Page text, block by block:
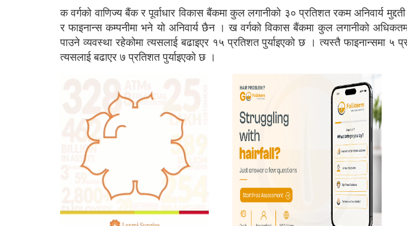
क वर्गको वाणिज्य बैंक र पूर्वाधार विकास बैंकमा कुल लगानीको ३० प्रतिशत रकम अनिवार्य मुद्दती
र फाइनान्स कम्पनीमा भने यो अनिवार्य छैन । ख वर्गको विकास बैंकमा कुल लगानीको अधिकतम
पाउने व्यवस्था रहेकोमा त्यसलाई बढाइएर १५ प्रतिशत पुर्याइएको छ । त्यस्तै फाइनान्समा ५
त्यसलाई बढाएर ७ प्रतिशत पुर्याइएको छ ।